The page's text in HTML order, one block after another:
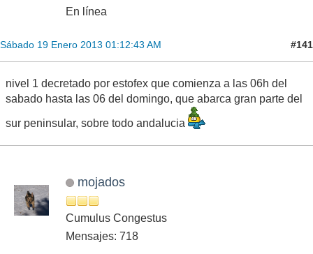
En línea
Sábado 19 Enero 2013 01:12:43 AM #141
nivel 1 decretado por estofex que comienza a las 06h del
sabado hasta las 06 del domingo, que abarca gran parte del
sur peninsular, sobre todo andalucia
mojados
Cumulus Congestus
Mensajes: 718